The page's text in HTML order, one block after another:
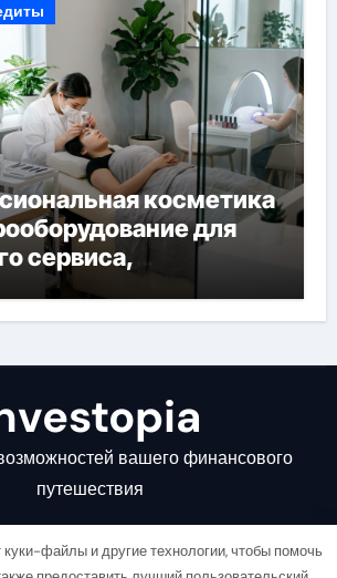
косметика
для
сервиса,
ресниц и
вашего финансового
путешествия
куки-файлы и другие технологии, чтобы помочь